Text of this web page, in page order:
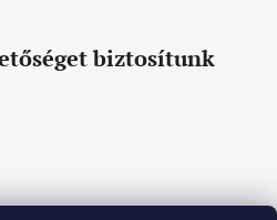
biztosítunk